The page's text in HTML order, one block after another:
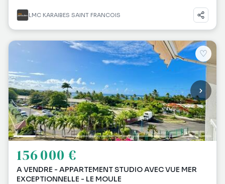
LMC KARAIBES SAINT FRANCOIS
♡
156 000 €
A VENDRE - APPARTEMENT STUDIO AVEC VUE MER
EXCEPTIONNELLE - LE MOULE